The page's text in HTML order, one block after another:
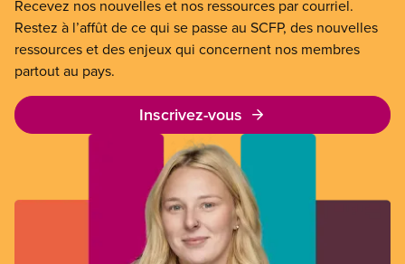
Recevez nos nouvelles et nos ressources par courriel.
Restez à l’affût de ce qui se passe au SCFP, des nouvelles
ressources et des enjeux qui concernent nos membres
partout au pays.
Inscrivez-vous